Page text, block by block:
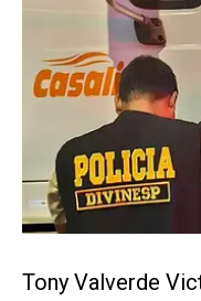
Tony Valverde